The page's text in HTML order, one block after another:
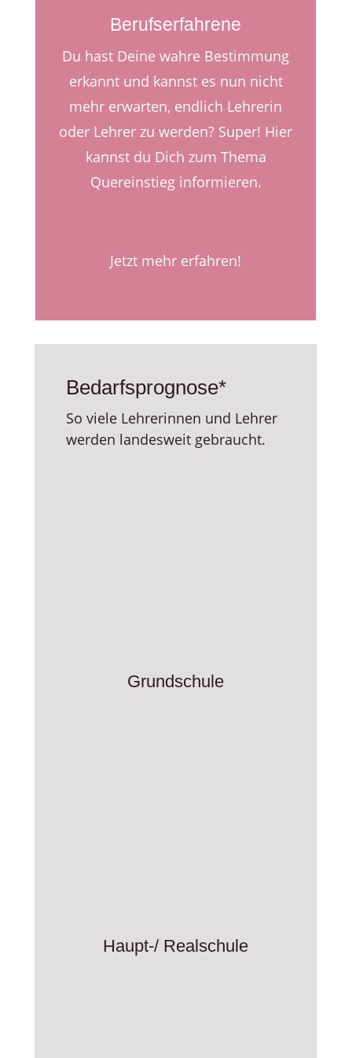
Berufserfahrene
Du hast Deine wahre Bestimmung
erkannt und kannst es nun nicht
mehr erwarten, endlich Lehrerin
oder Lehrer zu werden? Super! Hier
kannst du Dich zum Thema
Quereinstieg informieren.
Jetzt mehr erfahren!
Bedarfsprognose*
So viele Lehrerinnen und Lehrer
werden landesweit gebraucht.
Grundschule
Haupt-/ Realschule